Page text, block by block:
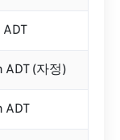
ADT
ADT (자정)
ADT